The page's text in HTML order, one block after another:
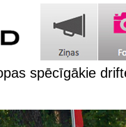
spēcīgākie